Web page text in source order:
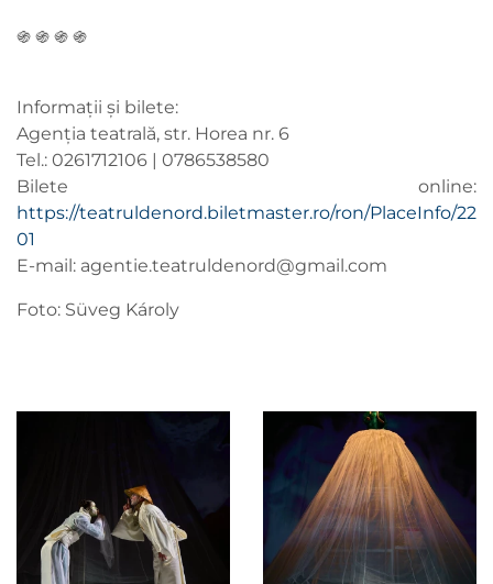
֍ ֍ ֍ ֍
Informații și bilete:
Agenția teatrală, str. Horea nr. 6
Tel.: 0261712106 | 0786538580
Bilete online:
https://teatruldenord.biletmaster.ro/ron/PlaceInfo/22
01
E-mail: agentie.teatruldenord@gmail.com
Foto: Süveg Károly